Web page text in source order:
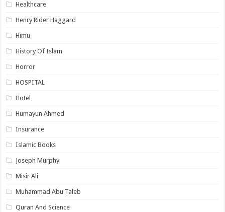
Healthcare
Henry Rider Haggard
Himu
History Of Islam
Horror
HOSPITAL
Hotel
Humayun Ahmed
Insurance
Islamic Books
Joseph Murphy
Misir Ali
Muhammad Abu Taleb
Quran And Science